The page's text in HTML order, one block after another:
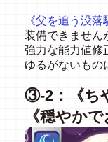
《父を追う没落
装備できません
強力な能力値修
ゆるがないもの
③-2：《ち
《穏やか